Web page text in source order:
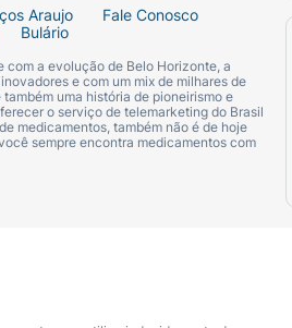
Araujo
Fale Conosco
Bulário
com a evolução de Belo Horizonte, a
e com um mix de milhares de
uma história de pioneirismo e
o serviço de telemarketing do Brasil
medicamentos, também não é de hoje
sempre encontra medicamentos com